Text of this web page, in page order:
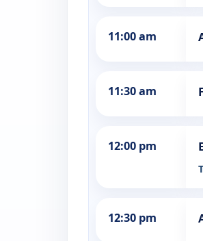
11:00 am
11:30 am
12:00 pm
12:30 pm